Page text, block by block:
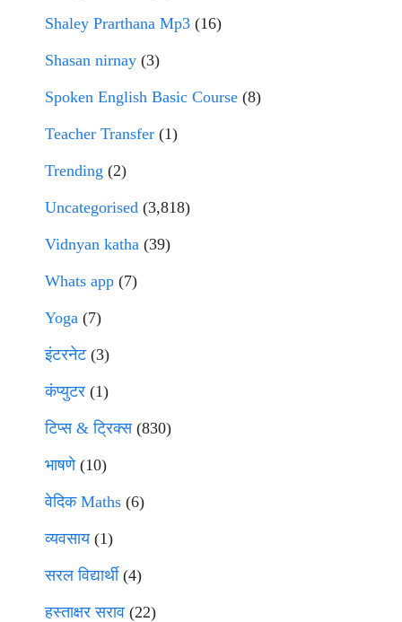
Shaley Prarthana Mp3 (16)
Shasan nirnay (3)
Spoken English Basic Course (8)
Teacher Transfer (1)
Trending (2)
Uncategorised (3,818)
Vidnyan katha (39)
Whats app (7)
Yoga (7)
इंटरनेट(3)
कंप्युटर (1)
टिप्स & ट्रिक्स(830)
भाषणे(10)
वेदिक Maths (6)
व्यवसाय(1)
सरल विद्यार्थी(4)
हस्ताक्षर सराव (22)